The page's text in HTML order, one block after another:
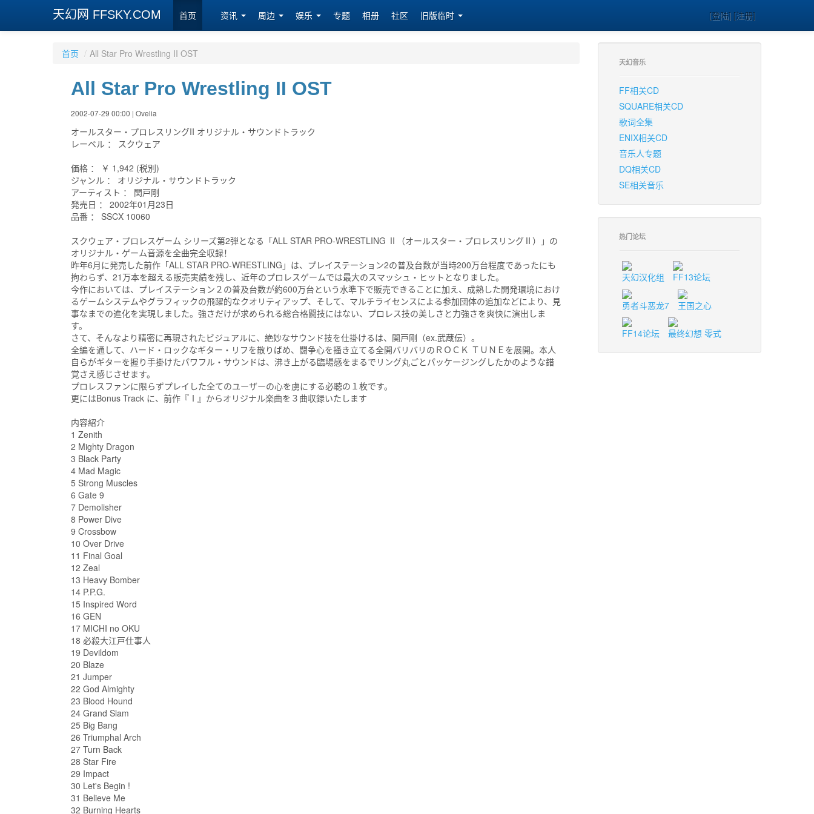
天幻网 FFSKY.COM 首页 资讯 周边 娱乐 专题 相册 社区 旧版临时 [登陆] [注册]
首页 / All Star Pro Wrestling II OST
All Star Pro Wrestling II OST
2002-07-29 00:00 | Ovelia
オールスター・プロレスリングII オリジナル・サウンドトラック
レーベル ： スクウェア
価格 ： ￥ 1,942 (税別)
ジャンル ： オリジナル・サウンドトラック
アーティスト ： 関戸剛
発売日 ： 2002年01月23日
品番 ： SSCX 10060
スクウェア・プロレスゲーム シリーズ第2弾となる「ALL STAR PRO-WRESTLING Ⅱ（オールスター・プロレスリングⅡ）」の
オリジナル・ゲーム音源を全曲完全収録！
昨年6月に発売した前作「ALL STAR PRO-WRESTLING」は、プレイステーション2の普及台数が当時200万台程度であったにも
拘わらず、21万本を超える販売実績を残し、近年のプロレスゲームでは最大のスマッシュ・ヒットとなりました。
今作においては、プレイステーション２の普及台数が約600万台という水準下で販売できることに加え、成熟した開発環境におけ
るゲームシステムやグラフィックの飛躍的なクオリティアップ、そして、マルチライセンスによる参加団体の追加などにより、見
事なまでの進化を実現しました。強さだけが求められる総合格闘技にはない、プロレス技の美しさと力強さを爽快に演出しま
す。
さて、そんなより精密に再現されたビジュアルに、絶妙なサウンド技を仕掛けるは、関戸剛（ex.武蔵伝）。
全編を通して、ハード・ロックなギター・リフを散りばめ、闘争心を掻き立てる全開バリバリのＲＯＣＫ ＴＵＮＥを展開。本人
自らがギターを握り手掛けたパワフル・サウンドは、沸き上がる臨場感をまるでリング丸ごとパッケージングしたかのような錯
覚さえ感じさせます。
プロレスファンに限らずプレイした全てのユーザーの心を虜にする必聴の１枚です。
更にはBonus Track に、前作『Ⅰ』からオリジナル楽曲を３曲収録いたします
内容紹介
1 Zenith
2 Mighty Dragon
3 Black Party
4 Mad Magic
5 Strong Muscles
6 Gate 9
7 Demolisher
8 Power Dive
9 Crossbow
10 Over Drive
11 Final Goal
12 Zeal
13 Heavy Bomber
14 P.P.G.
15 Inspired Word
16 GEN
17 MICHI no OKU
18 必殺大江戸仕事人
19 Devildom
20 Blaze
21 Jumper
22 God Almighty
23 Blood Hound
24 Grand Slam
25 Big Bang
26 Triumphal Arch
27 Turn Back
28 Star Fire
29 Impact
30 Let's Begin !
31 Believe Me
32 Burning Hearts
天幻音乐
FF相关CD
SQUARE相关CD
歌词全集
ENIX相关CD
音乐人专题
DQ相关CD
SE相关音乐
热门论坛
天幻汉化组 FF13论坛
勇者斗恶龙7 王国之心
FF14论坛 最终幻想 零式